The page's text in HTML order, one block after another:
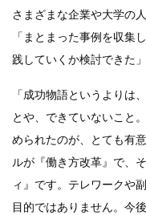
さまざまな企業や大学の
「まとまった事例を収集
践していくか検討できた
「成功物語というよりは
とや、できていないこと
められたのが、とても有
ルが『働き方改革』で、
ィ』です。テレワークや
目的ではありません。今